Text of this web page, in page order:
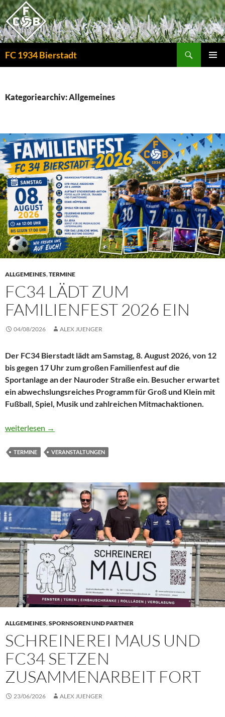
Zum
Inhalt
springen
FC 1934 Bierstadt
Kategoriearchiv: Allgemeines
ALLGEMEINES,TERMINE
FC34 LÄDT ZUM
FAMILIENFEST 2026 EIN
04/08/2026 ALEX JUENGER
Der FC34 Bierstadt lädt am Samstag, 8. August 2026, von 12
bis gegen 17 Uhr zum großen Familienfest auf die
Sportanlage an der Nauroder Straße ein. Besucher erwartet
ein abwechslungsreiches Programm für Groß und Klein mit
Fußball, Spiel, Musik und zahlreichen Mitmachaktionen.
FC34 lädt zum Familienfest 2026 ein
weiterlesen →
TERMINE VERANSTALTUNGEN
ALLGEMEINES,SPORNSOREN UND PARTNER
SCHREINEREI MAUS UND
FC34 SETZEN
ZUSAMMENARBEIT FORT
23/06/2026 ALEX JUENGER